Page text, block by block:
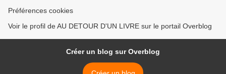
Préférences cookies
Voir le profil de AU DETOUR D'UN LIVRE sur le portail Overblog
Créer un blog sur Overblog